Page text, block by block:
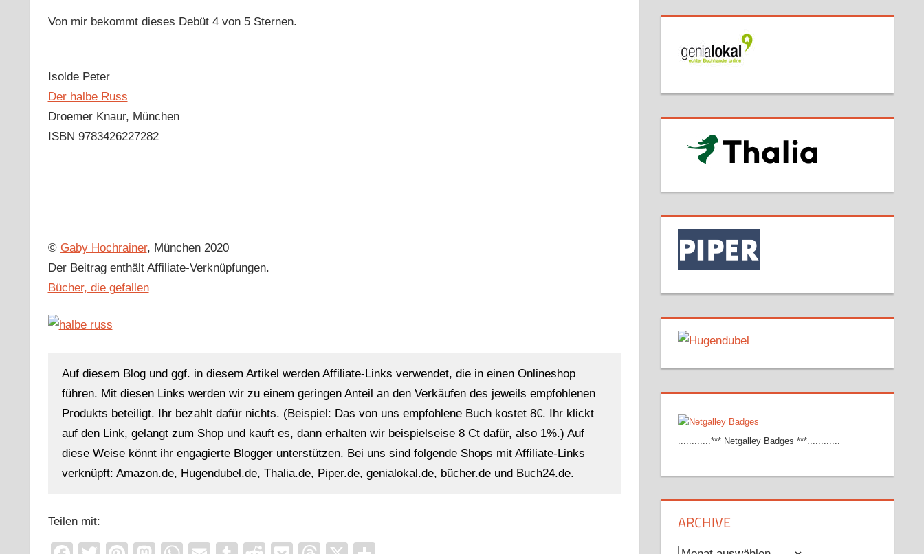
Von mir bekommt dieses Debüt 4 von 5 Sternen.
Isolde Peter
Der halbe Russ
Droemer Knaur, München
ISBN 9783426227282
© Gaby Hochrainer, München 2020
Der Beitrag enthält Affiliate-Verknüpfungen.
Bücher, die gefallen
Auf diesem Blog und ggf. in diesem Artikel werden Affiliate-Links verwendet, die in einen Onlineshop
führen. Mit diesen Links werden wir zu einem geringen Anteil an den Verkäufen des jeweils empfohlenen
Produkts beteiligt. Ihr bezahlt dafür nichts. (Beispiel: Das von uns empfohlene Buch kostet 8€. Ihr klickt
auf den Link, gelangt zum Shop und kauft es, dann erhalten wir beispielseise 8 Ct dafür, also 1%.) Auf
diese Weise könnt ihr engagierte Blogger unterstützen. Bei uns sind folgende Shops mit Affiliate-Links
verknüpft: Amazon.de, Hugendubel.de, Thalia.de, Piper.de, genialokal.de, bücher.de und Buch24.de.
Teilen mit:
............*** Netgalley Badges ***............
ARCHIVE